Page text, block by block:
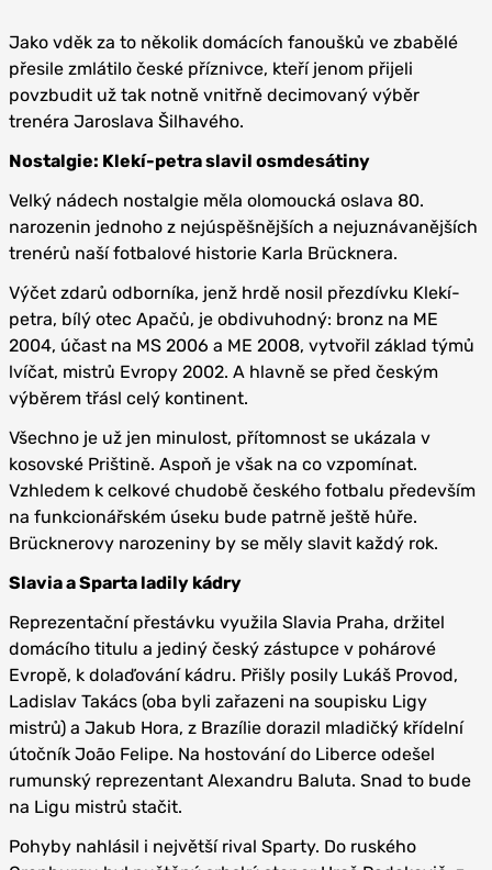
Jako vděk za to několik domácích fanoušků ve zbabělé
přesile zmlátilo české příznivce, kteří jenom přijeli
povzbudit už tak notně vnitřně decimovaný výběr
trenéra Jaroslava Šilhavého.
Nostalgie: Klekí-petra slavil osmdesátiny
Velký nádech nostalgie měla olomoucká oslava 80.
narozenin jednoho z nejúspěšnějších a nejuznávanějších
trenérů naší fotbalové historie Karla Brücknera.
Výčet zdarů odborníka, jenž hrdě nosil přezdívku Klekí-
petra, bílý otec Apačů, je obdivuhodný: bronz na ME
2004, účast na MS 2006 a ME 2008, vytvořil základ týmů
lvíčat, mistrů Evropy 2002. A hlavně se před českým
výběrem třásl celý kontinent.
Všechno je už jen minulost, přítomnost se ukázala v
kosovské Prištině. Aspoň je však na co vzpomínat.
Vzhledem k celkové chudobě českého fotbalu především
na funkcionářském úseku bude patrně ještě hůře.
Brücknerovy narozeniny by se měly slavit každý rok.
Slavia a Sparta ladily kádry
Reprezentační přestávku využila Slavia Praha, držitel
domácího titulu a jediný český zástupce v pohárové
Evropě, k dolaďování kádru. Přišly posily Lukáš Provod,
Ladislav Takács (oba byli zařazeni na soupisku Ligy
mistrů) a Jakub Hora, z Brazílie dorazil mladičký křídelní
útočník João Felipe. Na hostování do Liberce odešel
rumunský reprezentant Alexandru Baluta. Snad to bude
na Ligu mistrů stačit.
Pohyby nahlásil i největší rival Sparty. Do ruského